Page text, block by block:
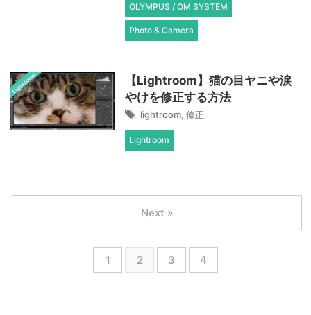
OLYMPUS / OM SYSTEM
Photo & Camera
【Lightroom】猫の目ヤニや涙
やけを修正する方法
lightroom, 修正
Lightroom
1 2 3 4
Next »